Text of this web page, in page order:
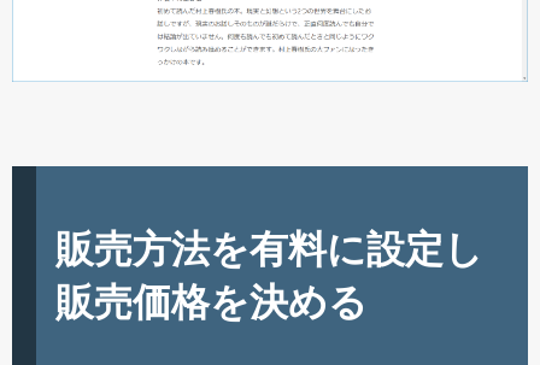
販売方法を有料に設定し
販売価格を決める